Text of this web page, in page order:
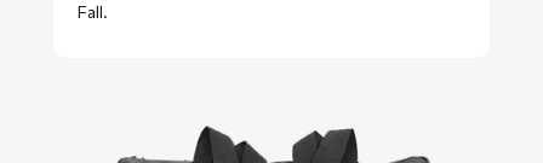
Fall.